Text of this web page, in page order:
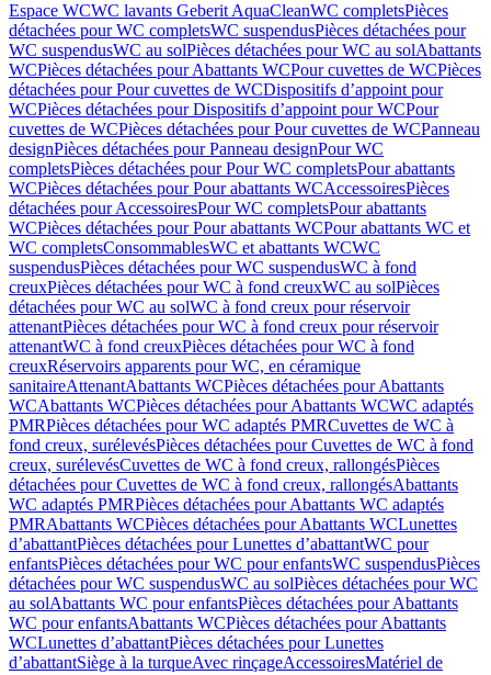
Espace WCWC lavants Geberit AquaCleanWC completsPièces
détachées pour WC completsWC suspendusPièces détachées pour
WC suspendusWC au solPièces détachées pour WC au solAbattants
WCPièces détachées pour Abattants WCPour cuvettes de WCPièces
détachées pour Pour cuvettes de WCDispositifs d’appoint pour
WCPièces détachées pour Dispositifs d’appoint pour WCPour
cuvettes de WCPièces détachées pour Pour cuvettes de WCPanneau
designPièces détachées pour Panneau designPour WC
completsPièces détachées pour Pour WC completsPour abattants
WCPièces détachées pour Pour abattants WCAccessoiresPièces
détachées pour AccessoiresPour WC completsPour abattants
WCPièces détachées pour Pour abattants WCPour abattants WC et
WC completsConsommablesWC et abattants WCWC
suspendusPièces détachées pour WC suspendusWC à fond
creuxPièces détachées pour WC à fond creuxWC au solPièces
détachées pour WC au solWC à fond creux pour réservoir
attenantPièces détachées pour WC à fond creux pour réservoir
attenantWC à fond creuxPièces détachées pour WC à fond
creuxRéservoirs apparents pour WC, en céramique
sanitaireAttenantAbattants WCPièces détachées pour Abattants
WCAbattants WCPièces détachées pour Abattants WCWC adaptés
PMRPièces détachées pour WC adaptés PMRCuvettes de WC à
fond creux, surélevésPièces détachées pour Cuvettes de WC à fond
creux, surélevésCuvettes de WC à fond creux, rallongésPièces
détachées pour Cuvettes de WC à fond creux, rallongésAbattants
WC adaptés PMRPièces détachées pour Abattants WC adaptés
PMRAbattants WCPièces détachées pour Abattants WCLunettes
d’abattantPièces détachées pour Lunettes d’abattantWC pour
enfantsPièces détachées pour WC pour enfantsWC suspendusPièces
détachées pour WC suspendusWC au solPièces détachées pour WC
au solAbattants WC pour enfantsPièces détachées pour Abattants
WC pour enfantsAbattants WCPièces détachées pour Abattants
WCLunettes d’abattantPièces détachées pour Lunettes
d’abattantSiège à la turqueAvec rinçageAccessoiresMatériel de